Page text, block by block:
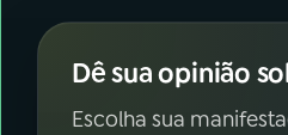
Dê sua opinião
Escolha sua